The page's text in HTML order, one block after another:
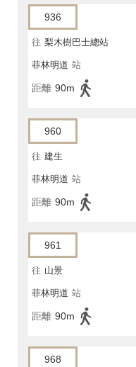
936
往 梨木樹巴士總站
菲林明道 站
距離 90m
960
往 建生
菲林明道 站
距離 90m
961
往 山景
菲林明道 站
距離 90m
968